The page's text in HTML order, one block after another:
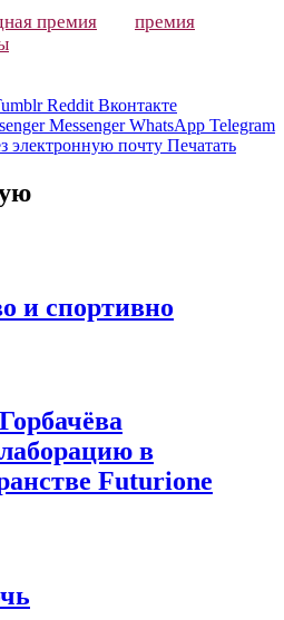
премия
премия
Reddit Вконтакте
Messenger WhatsApp Telegram
электронную почту Печатать
и спортивно
в
Futurione